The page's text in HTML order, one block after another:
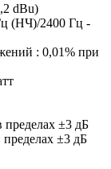
dBu)
(НЧ)/2400 Гц -
: 0,01% при
±3 дБ
±3 дБ